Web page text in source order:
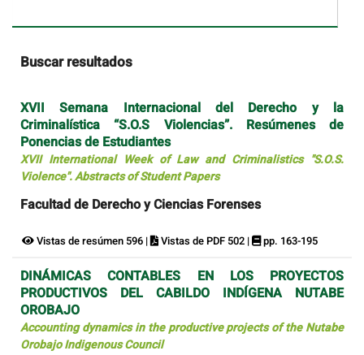
Buscar resultados
XVII Semana Internacional del Derecho y la
Criminalística “S.O.S Violencias”. Resúmenes de
Ponencias de Estudiantes
XVII International Week of Law and Criminalistics "S.O.S.
Violence". Abstracts of Student Papers
Facultad de Derecho y Ciencias Forenses
Vistas de resúmen 596 | Vistas de PDF 502 | pp. 163-195
DINÁMICAS CONTABLES EN LOS PROYECTOS
PRODUCTIVOS DEL CABILDO INDÍGENA NUTABE
OROBAJO
Accounting dynamics in the productive projects of the Nutabe
Orobajo Indigenous Council